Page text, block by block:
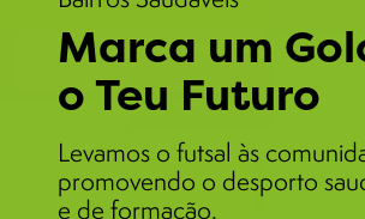
Marca um
o Teu Futuro
Levamos o futsal às
promovendo o desporto
e de formação.